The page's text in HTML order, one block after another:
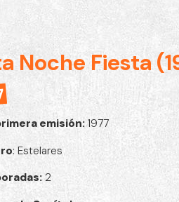
Noche Fiesta
emisión:1977
: Estelares
2